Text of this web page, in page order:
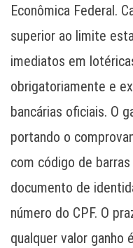
Econômica Federal.
superior ao limite
imediatos em
obrigatoriamente e
bancárias oficiais. O
portando o
com código de
documento de
número do CPF. O
qualquer valor ganho